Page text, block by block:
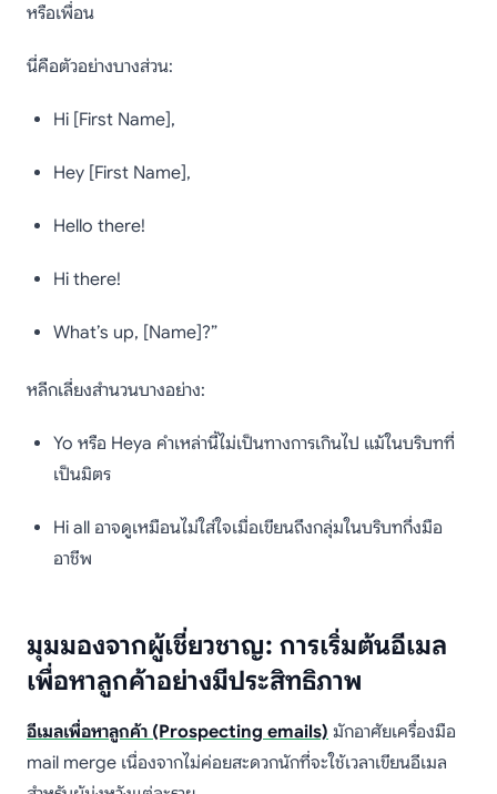
หรือเพื่อน
นี่คือตัวอย่างบางส่วน:
Hi [First Name],
Hey [First Name],
Hello there!
Hi there!
What’s up, [Name]?”
หลีกเลี่ยงสำนวนบางอย่าง:
Yo หรือ Heya คำเหล่านี้ไม่เป็นทางการเกินไป แม้ในบริบทที่
เป็นมิตร
Hi all อาจดูเหมือนไม่ใส่ใจเมื่อเขียนถึงกลุ่มในบริบทกึ่งมือ
อาชีพ
มุมมองจากผู้เชี่ยวชาญ: การเริ่มต้นอีเมล
เพื่อหาลูกค้าอย่างมีประสิทธิภาพ
อีเมลเพื่อหาลูกค้า (Prospecting emails) มักอาศัยเครื่องมือ
mail merge เนื่องจากไม่ค่อยสะดวกนักที่จะใช้เวลาเขียนอีเมล